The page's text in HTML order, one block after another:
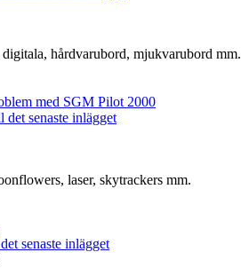
hårdvarubord, mjukvarubord mm.
med SGM Pilot 2000
det senaste inlägget
laser, skytrackers mm.
senaste inlägget